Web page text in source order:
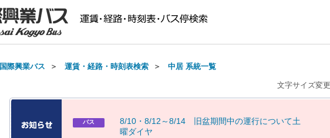
国際興業バス ＞ 運賃・経路・時刻表検索 ＞ 中居 系統一覧
文字サイズ変更
バス 8/10 ・ 8/1 2 ～8/14 旧盆期間中の運行について土
曜ダイヤ